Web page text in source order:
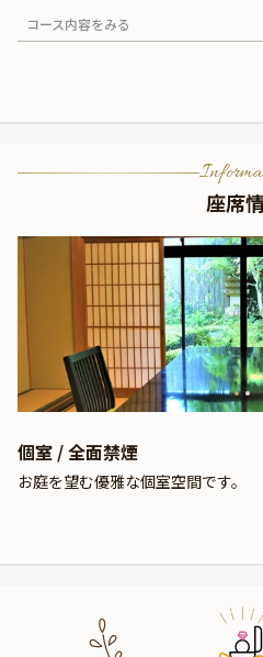
コース内容をみる
座席
個室 / 全面禁煙
お庭を望む優雅な個室空間です。